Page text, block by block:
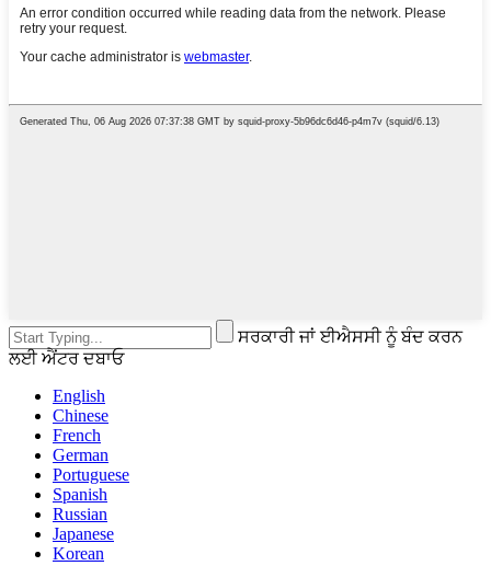
ਸਰਕਾਰੀ ਜਾਂ ਈਐਸਸੀ ਨੂੰ ਬੰਦ ਕਰਨ
ਲਈ ਐਂਟਰ ਦਬਾਓ
English
Chinese
French
German
Portuguese
Spanish
Russian
Japanese
Korean